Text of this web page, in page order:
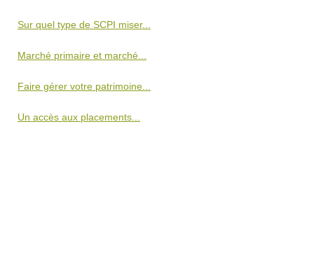
Sur quel type de SCPI miser...
Marché primaire et marché...
Faire gérer votre patrimoine...
Un accès aux placements...